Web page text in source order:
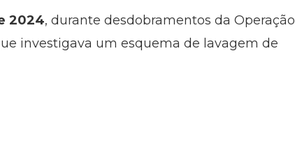
2024, durante desdobramentos da Operação
investigava um esquema de lavagem de